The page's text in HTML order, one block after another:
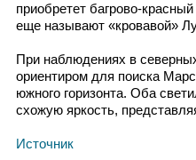
приобретет багрово-
еще называют «кровавой»
При наблюдениях в
ориентиром для поиска
южного горизонта. Оба
схожую яркость,
Источник